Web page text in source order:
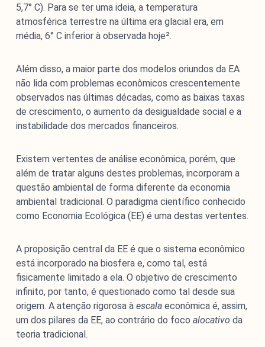
5,7° C). Para se ter uma ideia, a temperatura
atmosférica terrestre na última era glacial era, em
média, 6° C inferior à observada hoje².
Além disso, a maior parte dos modelos oriundos da EA
não lida com problemas econômicos crescentemente
observados nas últimas décadas, como as baixas taxas
de crescimento, o aumento da desigualdade social e a
instabilidade dos mercados financeiros.
Existem vertentes de análise econômica, porém, que
além de tratar alguns destes problemas, incorporam a
questão ambiental de forma diferente da economia
ambiental tradicional. O paradigma científico conhecido
como Economia Ecológica (EE) é uma destas vertentes.
A proposição central da EE é que o sistema econômico
está incorporado na biosfera e, como tal, está
fisicamente limitado a ela. O objetivo de crescimento
infinito, por tanto, é questionado como tal desde sua
origem. A atenção rigorosa à escalaeconômica é, assim,
um dos pilares da EE, ao contrário do foco alocativo da
teoria tradicional.